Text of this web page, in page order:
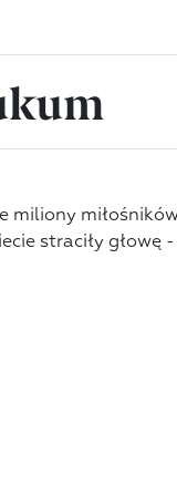
miliony
straciły głowę -